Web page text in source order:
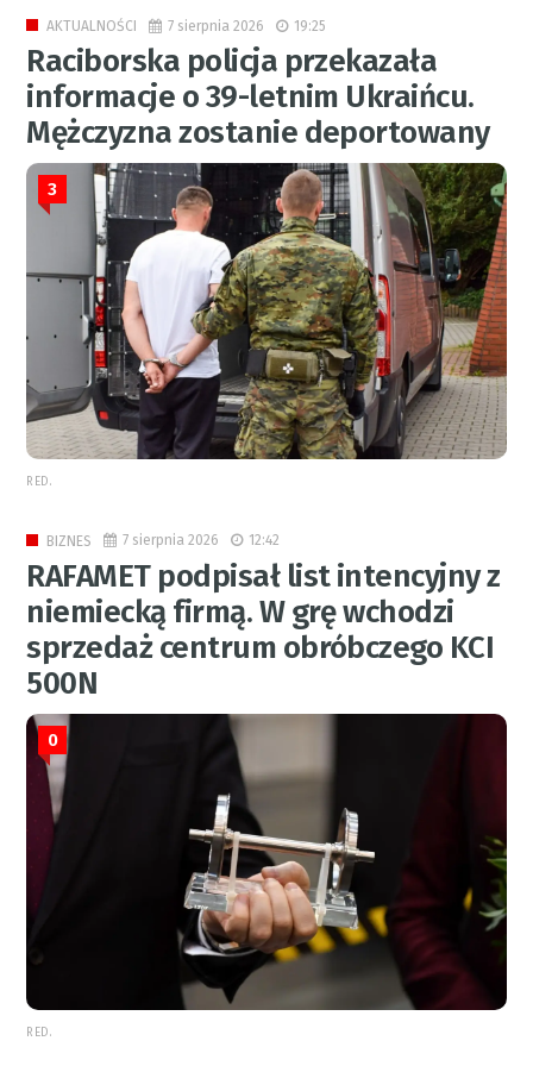
AKTUALNOŚCI 7 sierpnia 2026 19:25
Raciborska policja przekazała
informacje o 39-letnim Ukraińcu.
Mężczyzna zostanie deportowany
3
RED.
BIZNES 7 sierpnia 2026 12:42
RAFAMET podpisał list intencyjny z
niemiecką firmą. W grę wchodzi
sprzedaż centrum obróbczego KCI
500N
0
RED.